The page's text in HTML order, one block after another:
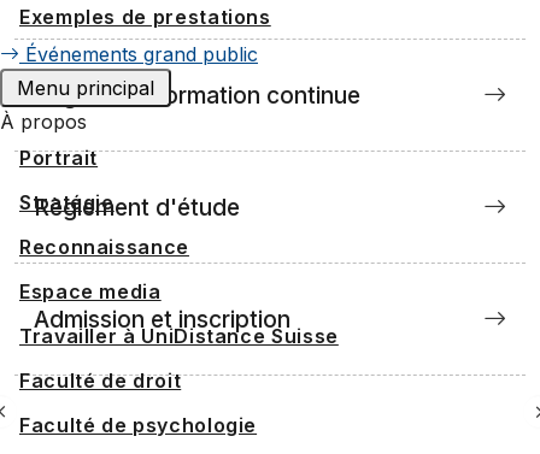
Exemples de prestations
Événements grand public
Menu principal
À propos
Portrait
Stratégie
Reconnaissance
Espace media
Travailler à UniDistance Suisse
Faculté de droit
Faculté de psychologie
Règlement formation continue
Règlement d'étude
Admission et inscription